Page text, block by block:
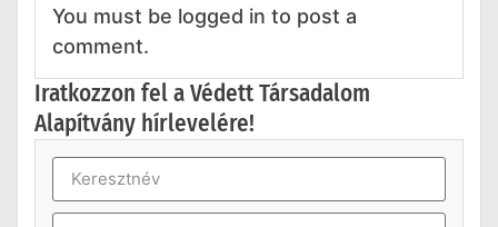
You must be logged in to post a
comment.
Iratkozzon fel a Védett Társadalom
Alapítvány hírlevelére!